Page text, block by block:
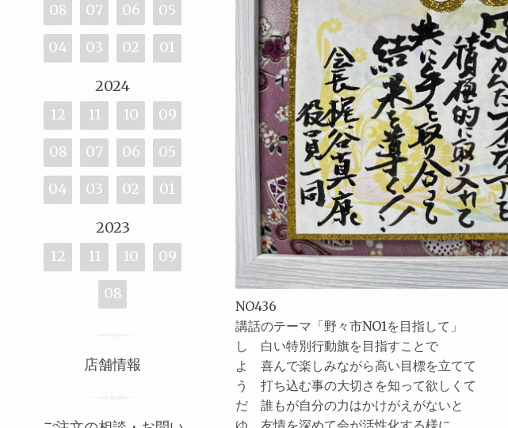
NO436
講話のテーマ「野々市NO1を目指して」
し 白い特別行動旗を目指すことで
よ 喜んで楽しみながら高い目標を立てて
う 打ち込む事の大切さを知って欲しくて
だ 誰もが自分の力はかけがえがないと
ゆ 友情を深めて会が活性化する様に
08 07 06 05
04 03 02 01
2024
12
11 10 09
08 07 06 05
04 03 02 01
2023
12
11 10 09
08
店舗情報